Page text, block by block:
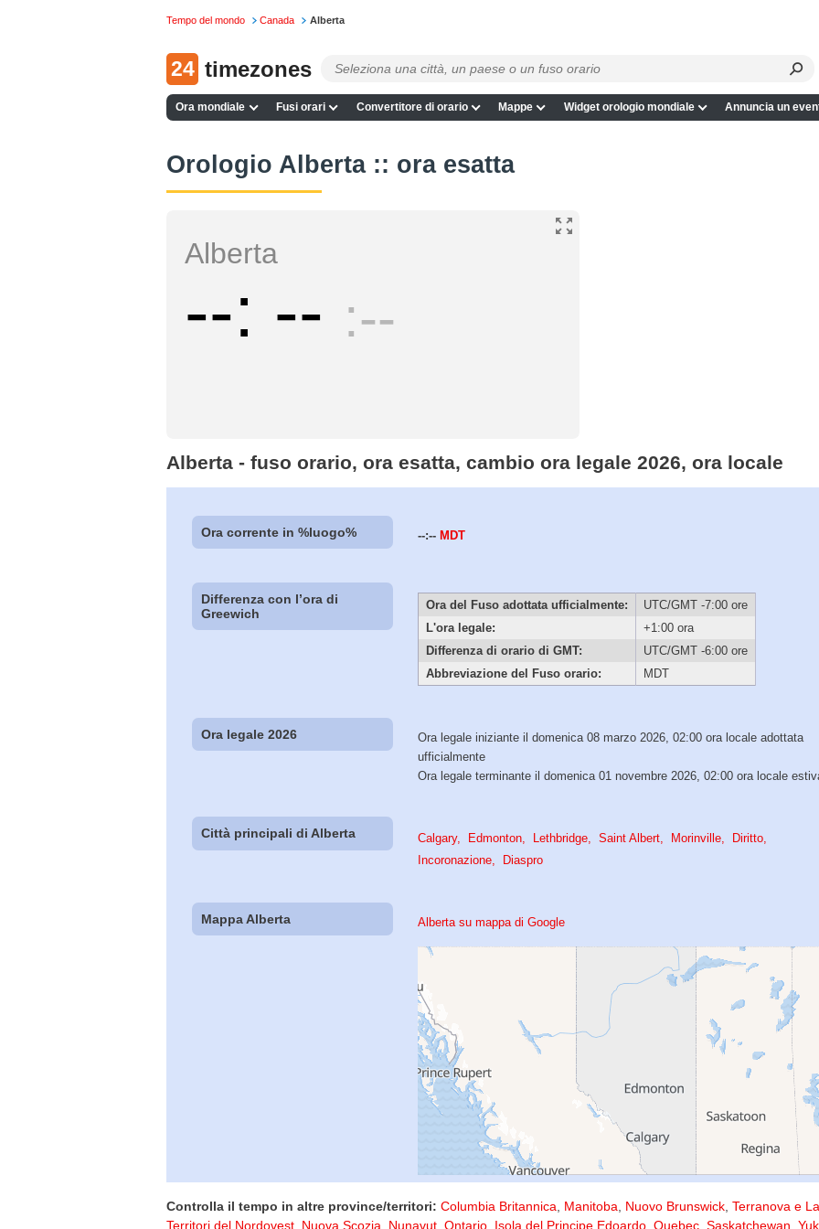
Tempo del mondo Canada Alberta
24 timezones
Ora mondiale Fusi orari Convertitore di orario Mappe Widget orologio mondiale Annuncia un
Orologio Alberta :: ora esatta
Alberta
-- -- --
Alberta - fuso orario, ora esatta, cambio ora legale 2026, ora locale
Ora corrente in %luogo% --:-- MDT
Differenza con l’ora di
Greewich
Ora del Fuso adottata ufficialmente:
UTC/GMT -7:00 ore
L'ora legale:
+1:00 ora
Differenza di orario di GMT:
UTC/GMT -6:00 ore
Abbreviazione del Fuso orario:
MDT
Ora legale 2026
Ora legale iniziante il domenica 08 marzo 2026, 02:00 ora locale adottata
ufficialmente
Ora legale terminante il domenica 01 novembre 2026, 02:00 ora locale
Città principali di Alberta Calgary Edmonton Lethbridge Saint Albert Morinville
Diritto
Incoronazione
Diaspro
Mappa Alberta Alberta su mappa di Google
Controlla il tempo in altre province/territori: Columbia Britannica, Manitoba, Nuovo Brunswick, Terranova e
Territori del Nordovest Nuova Scozia Nunavut Ontario Isola del Principe Edoardo Quebec Saskatchewan